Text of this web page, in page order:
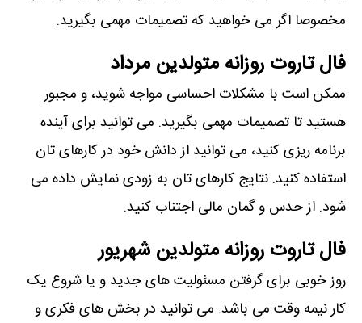
مخصوصا اگر می خواهید که تصمیمات مهمی بگیرید.
فال تاروت روزانه متولدین مرداد
ممکن است با مشکلات احساسی مواجه شوید، و مجبور
هستید تا تصمیمات مهمی بگیرید. می توانید برای آینده
برنامه ریزی کنید، می توانید از دانش خود در کارهای تان
استفاده کنید. نتایج کارهای تان به زودی نمایش داده می
شود. از حدس و گمان مالی اجتناب کنید.
فال تاروت روزانه متولدین شهریور
روز خوبی برای گرفتن مسئولیت های جدید و یا شروع یک
کار نیمه وقت می باشد. می توانید در بخش های فکری و